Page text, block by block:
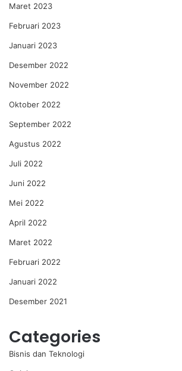
Maret 2023
Februari 2023
Januari 2023
Desember 2022
November 2022
Oktober 2022
September 2022
Agustus 2022
Juli 2022
Juni 2022
Mei 2022
April 2022
Maret 2022
Februari 2022
Januari 2022
Desember 2021
Categories
Bisnis dan Teknologi